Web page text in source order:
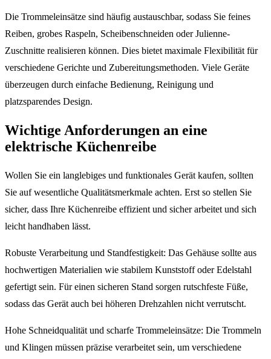
Die Trommeleinsätze sind häufig austauschbar, sodass Sie feines
Reiben, grobes Raspeln, Scheibenschneiden oder Julienne-
Zuschnitte realisieren können. Dies bietet maximale Flexibilität für
verschiedene Gerichte und Zubereitungsmethoden. Viele Geräte
überzeugen durch einfache Bedienung, Reinigung und
platzsparendes Design.
Wichtige Anforderungen an eine
elektrische Küchenreibe
Wollen Sie ein langlebiges und funktionales Gerät kaufen, sollten
Sie auf wesentliche Qualitätsmerkmale achten. Erst so stellen Sie
sicher, dass Ihre Küchenreibe effizient und sicher arbeitet und sich
leicht handhaben lässt.
Robuste Verarbeitung und Standfestigkeit: Das Gehäuse sollte aus
hochwertigen Materialien wie stabilem Kunststoff oder Edelstahl
gefertigt sein. Für einen sicheren Stand sorgen rutschfeste Füße,
sodass das Gerät auch bei höheren Drehzahlen nicht verrutscht.
Hohe Schneidqualität und scharfe Trommeleinsätze: Die Trommeln
und Klingen müssen präzise verarbeitet sein, um verschiedene